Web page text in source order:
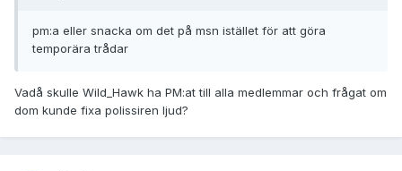
pm:a eller snacka om det på msn istället för att göra
temporära trådar
Vadå skulle Wild_Hawk ha PM:at till alla medlemmar och frågat om
dom kunde fixa polissiren ljud?